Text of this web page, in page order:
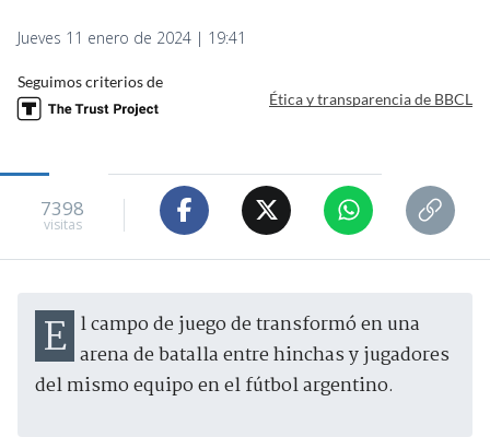
Jueves 11 enero de 2024 | 19:41
Seguimos criterios de
Ética y transparencia de BBCL
7398
visitas
El campo de juego de transformó en una arena de batalla entre hinchas y jugadores
del mismo equipo en el fútbol argentino.